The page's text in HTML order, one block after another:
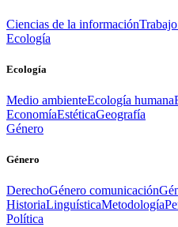
Ciencias de la información
Ecología
Ecología
Medio ambienteEcología humana
EconomíaEstéticaGeografía
Género
Género
DerechoGénero comunicación
HistoriaLinguísticaMetodología
Política